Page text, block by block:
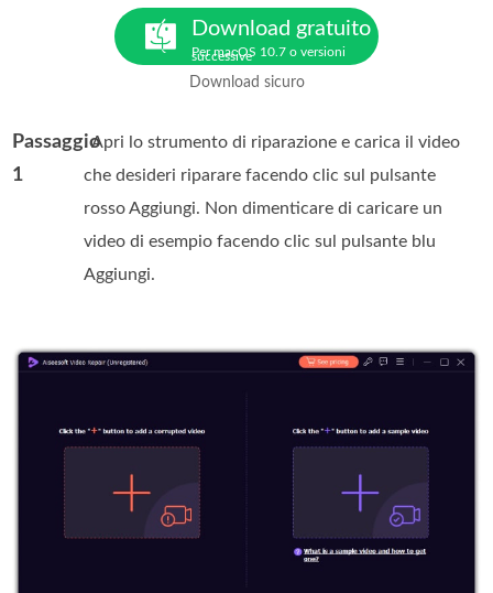
Download gratuito
Per macOS 10.7 o versioni
successive
Download sicuro
Passaggio
1
. Apri lo strumento di riparazione e carica il video
che desideri riparare facendo clic sul pulsante
rosso Aggiungi. Non dimenticare di caricare un
video di esempio facendo clic sul pulsante blu
Aggiungi.